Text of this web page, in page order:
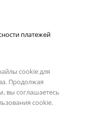
платежей
cookie для
Продолжая
вы соглашаетесь
cookie.